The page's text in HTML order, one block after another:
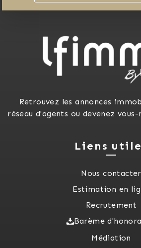
Retrouvez les annonces
réseau d'agents ou devenez
Liens
Nous contacter
Estimation en
Recrutement
Barème
Médiation